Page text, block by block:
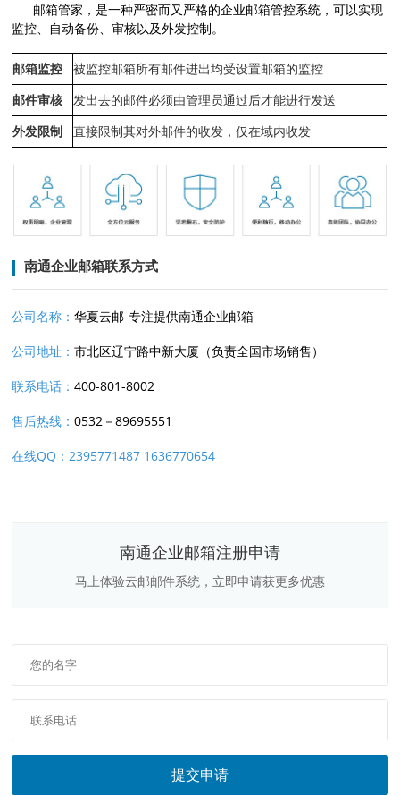
邮箱管家，是一种严密而又严格的企业邮箱管控系统，可以实现
监控、自动备份、审核以及外发控制。
邮箱监控
被监控邮箱所有邮件进出均受设置邮箱的监控
邮件审核
发出去的邮件必须由管理员通过后才能进行发送
外发限制
直接限制其对外邮件的收发，仅在域内收发
南通企业邮箱联系方式
公司名称：华夏云邮-专注提供南通企业邮箱
公司地址：市北区辽宁路中新大厦（负责全国市场销售）
联系电话：400-801-8002
售后热线：0532－89695551
在线QQ：2395771487 1636770654
南通企业邮箱注册申请
马上体验云邮邮件系统，立即申请获更多优惠